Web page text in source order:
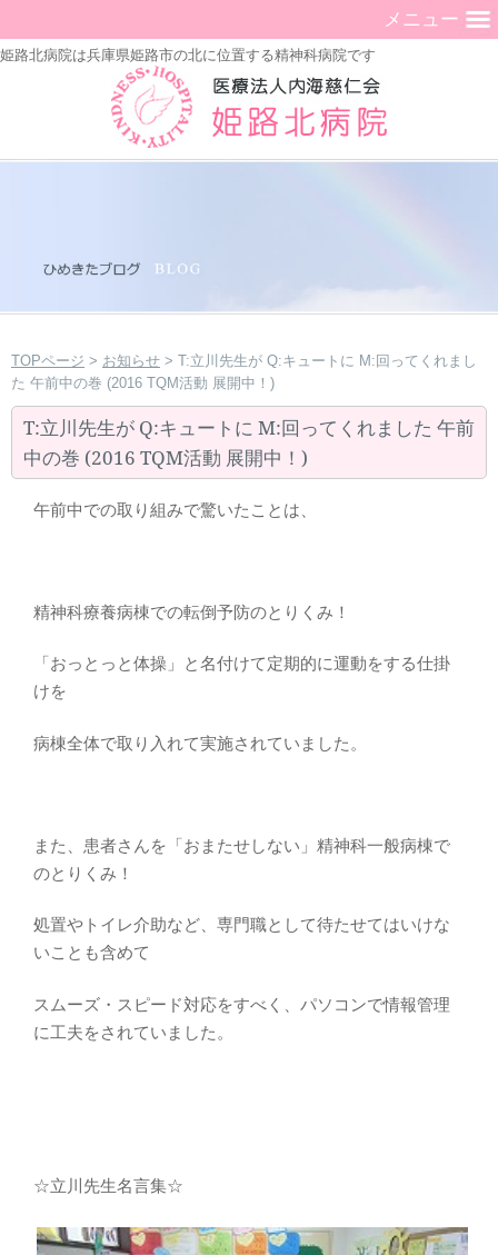
姫路北病院は兵庫県姫路市の北に位置する精神科病院です
メニュー
TOPページ > お知らせ > T:立川先生が Q:キュートに M:回ってくれまし
た 午前中の巻 (2016 TQM活動 展開中！)
T:立川先生が Q:キュートに M:回ってくれました 午前
中の巻 (2016 TQM活動 展開中！)
午前中での取り組みで驚いたことは、
精神科療養病棟での転倒予防のとりくみ！
「おっとっと体操」と名付けて定期的に運動をする仕掛
けを
病棟全体で取り入れて実施されていました。
また、患者さんを「おまたせしない」精神科一般病棟で
のとりくみ！
処置やトイレ介助など、専門職として待たせてはいけな
いことも含めて
スムーズ・スピード対応をすべく、パソコンで情報管理
に工夫をされていました。
☆立川先生名言集☆